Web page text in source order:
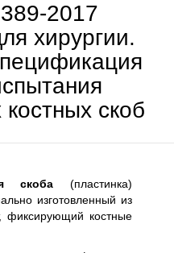
2017
хирургии.
скоб
скоба (пластинка)
изготовленный из
фиксирующий костные